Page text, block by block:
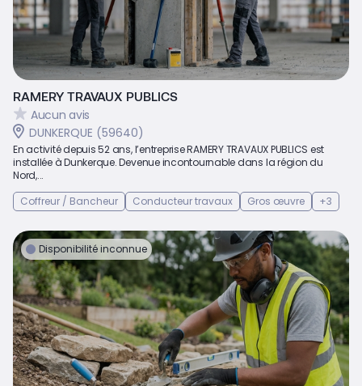
RAMERY TRAVAUX PUBLICS
Aucun avis
DUNKERQUE (59640)
En activité depuis 52 ans, l’entreprise RAMERY TRAVAUX PUBLICS est
installée à Dunkerque. Devenue incontournable dans la région du
Nord,...
Coffreur / Bancheur
Conducteur travaux Gros œuvre +3
Disponibilité inconnue